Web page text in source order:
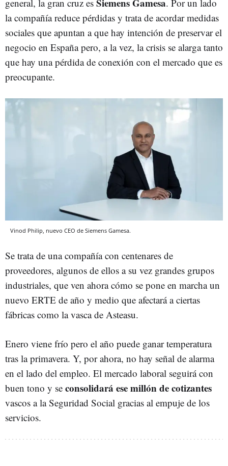
general, la gran cruz es
. Por un lado
la compañía reduce pérdidas y trata de acordar medidas
sociales que apuntan a que hay intención de preservar el
negocio en España pero, a la vez, la crisis se alarga tanto
que hay una pérdida de conexión con el mercado que es
preocupante.
Vinod Philip, nuevo CEO de Siemens Gamesa.
Se trata de una compañía con centenares de
proveedores, algunos de ellos a su vez grandes grupos
industriales, que ven ahora cómo se pone en marcha un
nuevo ERTE de año y medio que afectará a ciertas
fábricas como la vasca de Asteasu.
Enero viene frío pero el año puede ganar temperatura
tras la primavera. Y, por ahora, no hay señal de alarma
en el lado del empleo. El mercado laboral seguirá con
buen tono y se consolidará ese millón de cotizantes
vascos a la Seguridad Social gracias al empuje de los
servicios.